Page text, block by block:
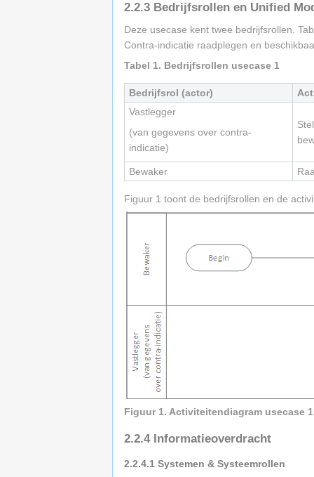
2.2.3 Bedrijfsrollen en Unified
Deze usecase kent twee bedrijfsrollen.
Contra-indicatie raadplegen en
Tabel 1. Bedrijfsrollen usecase 1
Bedrijfsrol (actor)
Vastlegger
(van gegevens over contra-
indicatie)
Bewaker
Figuur 1 toont de bedrijfsrollen en de
Figuur 1. Activiteitendiagram usecase 1
2.2.4Informatieoverdracht
2.2.4.1 Systemen & Systeemrollen